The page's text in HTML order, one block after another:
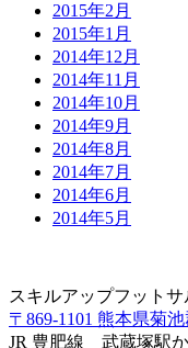
2015年2月
2015年1月
2014年12月
2014年11月
2014年10月
2014年9月
2014年8月
2014年7月
2014年6月
2014年5月
スキルアップフットサ
〒869-1101 熊本県菊
JR 豊肥線 武蔵塚駅